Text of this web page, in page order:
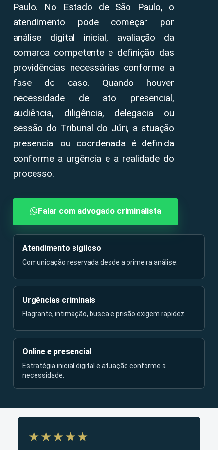
Paulo. No Estado de São Paulo, o
atendimento pode começar por
análise digital inicial, avaliação da
comarca competente e definição das
providências necessárias conforme a
fase do caso. Quando houver
necessidade de ato presencial,
audiência, diligência, delegacia ou
sessão do Tribunal do Júri, a atuação
presencial ou coordenada é definida
conforme a urgência e a realidade do
processo.
Falar com advogado criminalista
Atendimento sigiloso
Comunicação reservada desde a primeira análise.
Urgências criminais
Flagrante, intimação, busca e prisão exigem rapidez.
Online e presencial
Estratégia inicial digital e atuação conforme a
necessidade.
★★★★★